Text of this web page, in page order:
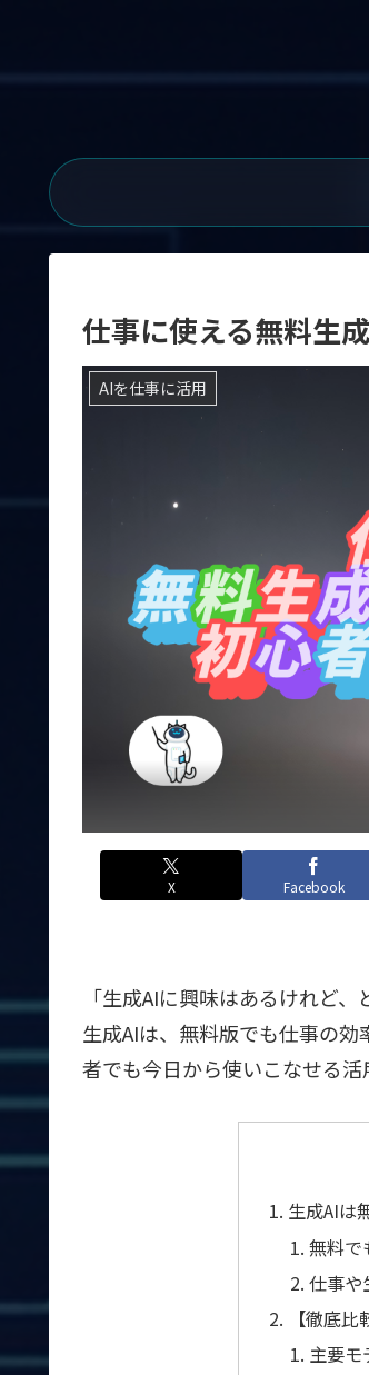
仕事に使える無料生
AIを仕事に活用
X Facebook
「生成AIに興味はあるけれど
生成AIは、無料版でも仕事の
者でも今日から使いこなせる活
生成AIは
無料で
仕事や
【徹底
主要モ